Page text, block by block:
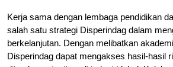
Kerja sama dengan lembaga pendidikan
salah satu strategi Disperindag dalam
berkelanjutan. Dengan melibatkan
Disperindag dapat mengakses hasil-hasil